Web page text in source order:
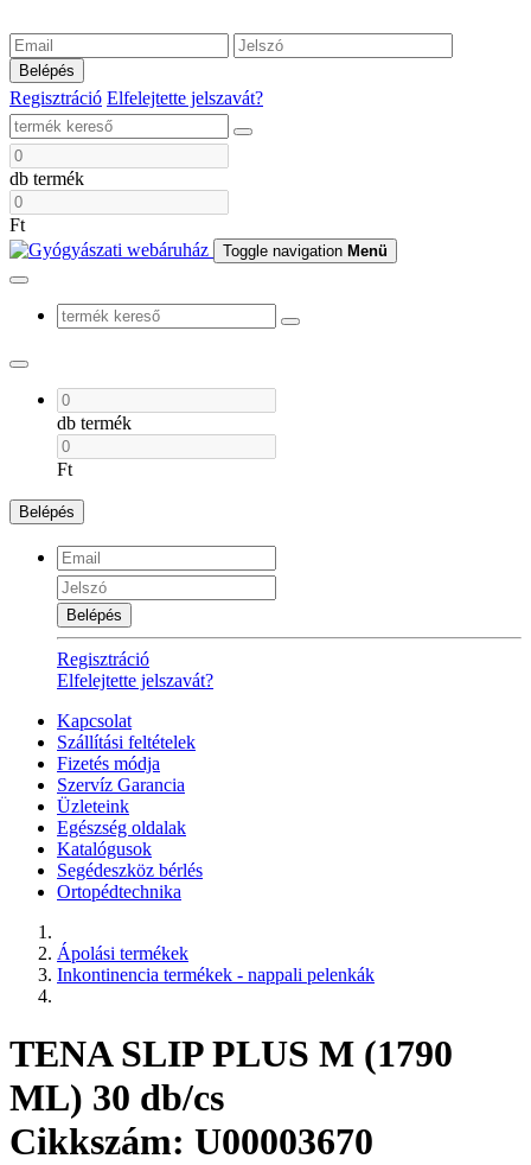
Belépés
Regisztráció Elfelejtette jelszavát?
db termék
Ft
Toggle navigation Menü
db termék
Ft
Belépés
Belépés
Regisztráció
Elfelejtette jelszavát?
Kapcsolat
Szállítási feltételek
Fizetés módja
Szervíz Garancia
Üzleteink
Egészség oldalak
Katalógusok
Segédeszköz bérlés
Ortopédtechnika
Ápolási termékek
Inkontinencia termékek - nappali pelenkák
TENA SLIP PLUS M (1790
ML) 30 db/cs
Cikkszám: U00003670